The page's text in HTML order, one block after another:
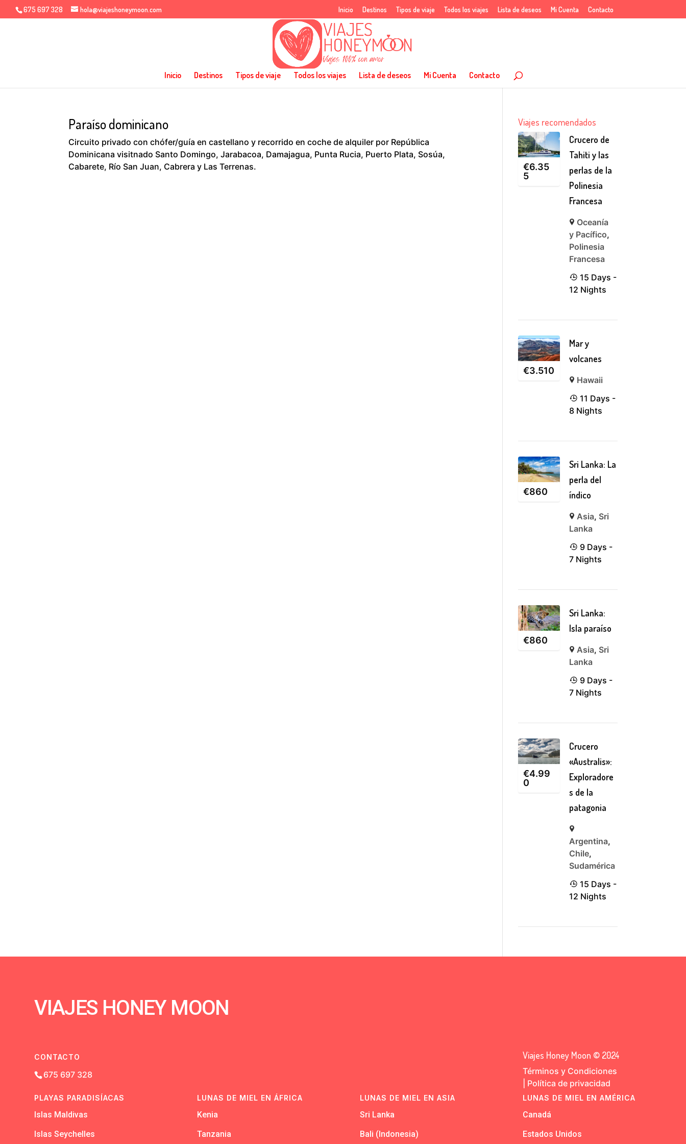
675 697 328 hola@viajeshoneymoon.com Inicio Destinos Tipos de viaje Todos los viajes Lista de deseos Mi Cuenta Contacto
Inicio Destinos Tipos de viaje Todos los viajes Lista de deseos Mi Cuenta Contacto
Paraíso dominicano
Circuito privado con chófer/guía en castellano y recorrido en coche de alquiler por República
Dominicana visitnado Santo Domingo, Jarabacoa, Damajagua, Punta Rucia, Puerto Plata, Sosúa,
Cabarete, Río San Juan, Cabrera y Las Terrenas.
Viajes recomendados
€6.35
5
Crucero de
Tahiti y las
perlas de la
Polinesia
Francesa
Oceanía
y Pacífico,
Polinesia
Francesa
15 Days -
12 Nights
€3.510
Mar y
volcanes
Hawaii
11 Days -
8 Nights
€860
Sri Lanka: La
perla del
índico
Asia, Sri
Lanka
9 Days -
7 Nights
€860
Sri Lanka:
Isla paraíso
Asia, Sri
Lanka
9 Days -
7 Nights
€4.99
0
Crucero
«Australis»:
Exploradore
s de la
patagonia
Argentina,
Chile,
Sudamérica
15 Days -
12 Nights
VIAJES HONEY MOON
CONTACTO
675 697 328
Viajes Honey Moon © 2024
Términos y Condiciones
Política de privacidad
PLAYAS PARADISÍACAS
Islas Maldivas
Islas Seychelles
LUNAS DE MIEL EN ÁFRICA
Kenia
Tanzania
LUNAS DE MIEL EN ASIA
Sri Lanka
Bali (Indonesia)
LUNAS DE MIEL EN AMÉRICA
Canadá
Estados Unidos